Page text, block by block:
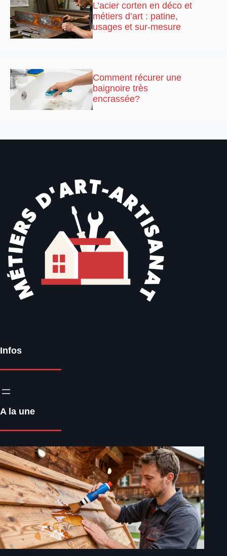
L’acier corten en déco et
métiers d’art : patine,
usages et sur-mesure
Comment récurer une
baignoire très
encrassée?
Infos
A la une